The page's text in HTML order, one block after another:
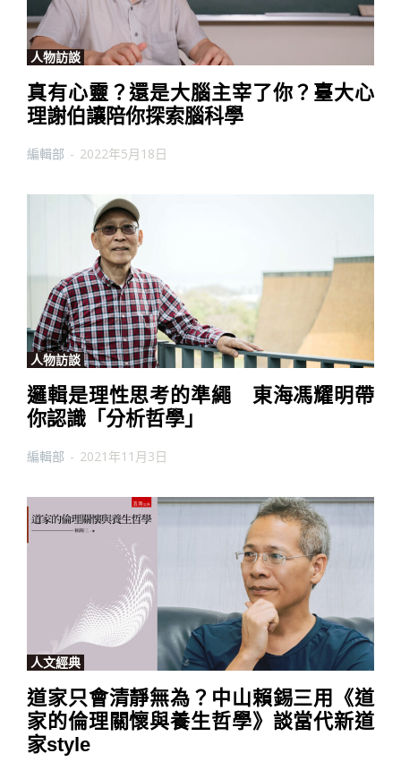
人物訪談
真有心靈？還是大腦主宰了你？臺大心
理謝伯讓陪你探索腦科學
編輯部 - 2022年5月18日
人物訪談
邏輯是理性思考的準繩 東海馮耀明帶
你認識「分析哲學」
編輯部 - 2021年11月3日
人文經典
道家只會清靜無為？中山賴錫三用《道
家的倫理關懷與養生哲學》談當代新道
家style